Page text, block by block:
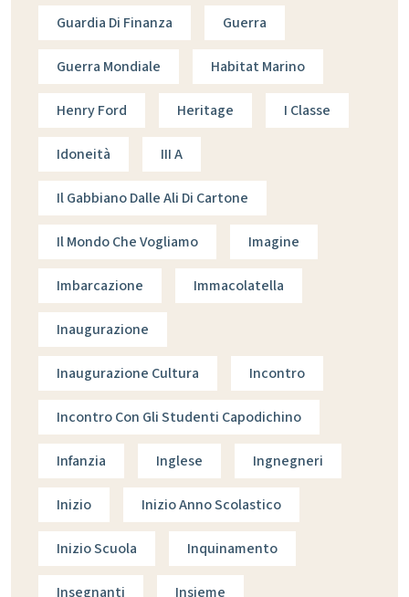
Guardia Di Finanza Guerra
Guerra Mondiale Habitat Marino
Henry Ford Heritage I Classe
Idoneità III A
Il Gabbiano Dalle Ali Di Cartone
Il Mondo Che Vogliamo Imagine
Imbarcazione Immacolatella
Inaugurazione
Inaugurazione Cultura Incontro
Incontro Con Gli Studenti Capodichino
Infanzia Inglese Ingnegneri
Inizio Inizio Anno Scolastico
Inizio Scuola Inquinamento
Insegnanti Insieme